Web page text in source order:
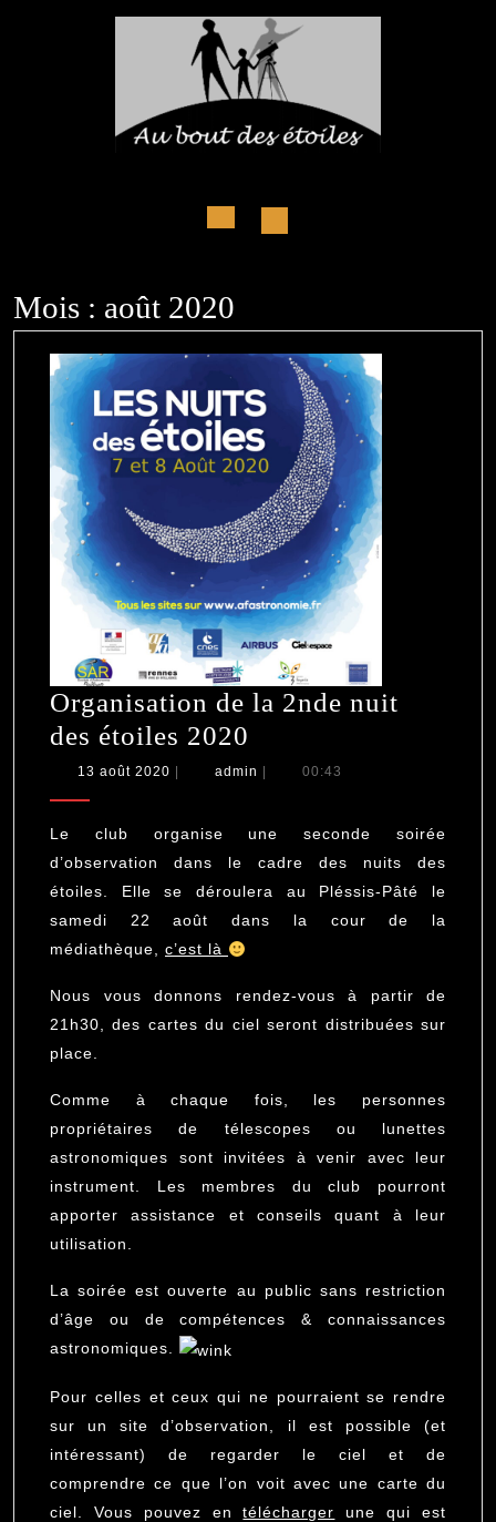
Open
Mois : août 2020
Organisation de la 2nde nuit
des étoiles 2020
de
2nde
nuit
des
étoiles
13 août 2020 13
admin admin 00:43
Le club organise une seconde soirée
d’observation dans le cadre des nuits des
étoiles. Elle se déroulera au Pléssis-Pâté le
samedi 22 août dans la cour de la
médiathèque, c’est là
Nous vous donnons rendez-vous à partir de
21h30, des cartes du ciel seront distribuées sur
place.
Comme à chaque fois, les personnes
propriétaires de télescopes ou lunettes
astronomiques sont invitées à venir avec leur
instrument. Les membres du club pourront
apporter assistance et conseils quant à leur
utilisation.
La soirée est ouverte au public sans restriction
d’âge ou de compétences & connaissances
astronomiques.
Pour celles et ceux qui ne pourraient se rendre
sur un site d’observation, il est possible (et
intéressant) de regarder le ciel et de
comprendre ce que l’on voit avec une carte du
ciel. Vous pouvez entélécharger une qui est